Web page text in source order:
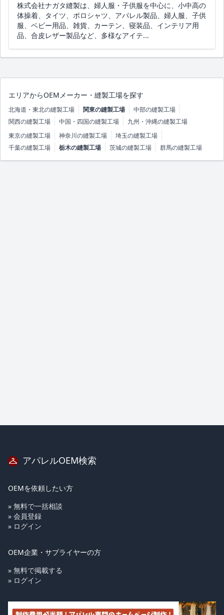
株式会社ナガタ縫製は、婦人服・子供服を中心に、小中高の
体操着、タイツ、ポロシャツ、アパレル製品、婦人服、子供
服、ベビー用品、雑貨、カーテン、寝装品、インテリア用
品、合皮レザー製品など、多様なアイテ...
エリアからOEMメーカー・縫製工場を探す
北海道・東北の縫製工場 関東の縫製工場
中部の縫製工場
関西の縫製工場
中国・四国の縫製工場
九州・沖縄の縫製工場
東京の縫製工場
神奈川の縫製工場
埼玉の縫製工場
千葉の縫製工場
栃木の縫製工場 茨城の縫製工場 群馬の縫製工場
アパレルOEM検索
OEMを依頼したい方
» 無料で一括相談
» 会員登録
» ログイン
OEM企業・サプライヤーの方
» 無料で掲載する
» ログイン